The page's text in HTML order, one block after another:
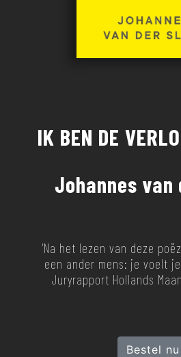
IK BEN DE
Johannes van
'Na het lezen van deze
een ander mens: je voelt
Juryrapport Hollands
Bestel nu